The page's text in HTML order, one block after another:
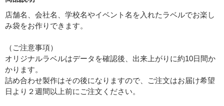
店舗名、会社名、学校名やイベント名を入れたラベルでお楽し
み袋をお作りできます。
（ご注意事項）
オリジナルラベルはデータを確認後、出来上がりに約10日間か
かります。
詰め合わせ製作はその後になりますので、ご注文はお届け希望
日より２週間以上前にご注文ください。